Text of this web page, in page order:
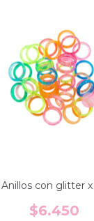
Anillos con glitter x
$6.450